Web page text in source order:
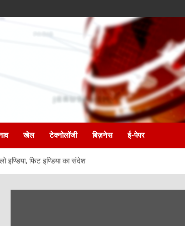
खेल टेक्नोलॉजी बिज़नेस ई-पेपर
इण्डिया, फिट इण्डिया का संदेश